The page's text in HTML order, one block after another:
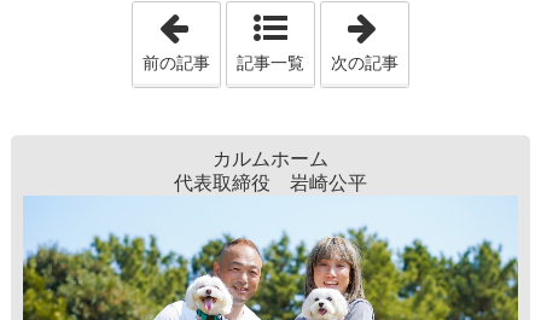
「赤ペン先生」
前の記事 記事一覧 次の記事
カルムホーム
代表取締役 岩崎公平